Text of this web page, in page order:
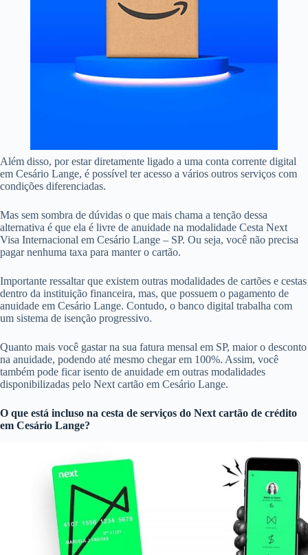
Além disso, por estar diretamente ligado a uma conta corrente digital
em Cesário Lange, é possível ter acesso a vários outros serviços com
condições diferenciadas.
Mas sem sombra de dúvidas o que mais chama a tenção dessa
alternativa é que ela é livre de anuidade na modalidade Cesta Next
Visa Internacional em Cesário Lange – SP. Ou seja, você não precisa
pagar nenhuma taxa para manter o cartão.
Importante ressaltar que existem outras modalidades de cartões e cestas
dentro da instituição financeira, mas, que possuem o pagamento de
anuidade em Cesário Lange. Contudo, o banco digital trabalha com
um sistema de isenção progressivo.
Quanto mais você gastar na sua fatura mensal em SP, maior o desconto
na anuidade, podendo até mesmo chegar em 100%. Assim, você
também pode ficar isento de anuidade em outras modalidades
disponibilizadas pelo Next cartão em Cesário Lange.
O que está incluso na cesta de serviços do Next cartão de crédito
em Cesário Lange?